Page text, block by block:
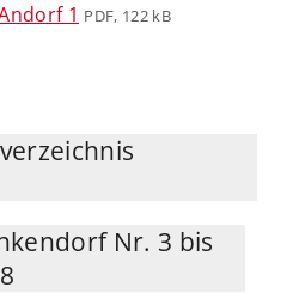
1 PDF, 122 kB
Nr. 3 bis